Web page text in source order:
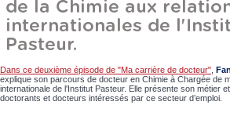
Dans ce deuxième épisode de "Ma carrière de docteur"
explique son parcours de docteur en Chimie à Chargée de
internationale de l'Institut Pasteur. Elle présente son métier
doctorants et docteurs intéressés par ce secteur d’emploi.